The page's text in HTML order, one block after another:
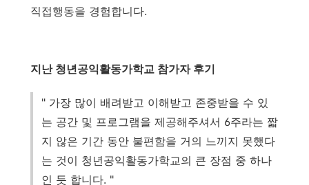
직접행동을 경험합니다.
지난 청년공익활동가학교 참가자 후기
" 가장 많이 배려받고 이해받고 존중받을 수 있
는 공간 및 프로그램을 제공해주셔서 6주라는 짧
지 않은 기간 동안 불편함을 거의 느끼지 못했다
는 것이 청년공익활동가학교의 큰 장점 중 하나
인 듯 합니다. "